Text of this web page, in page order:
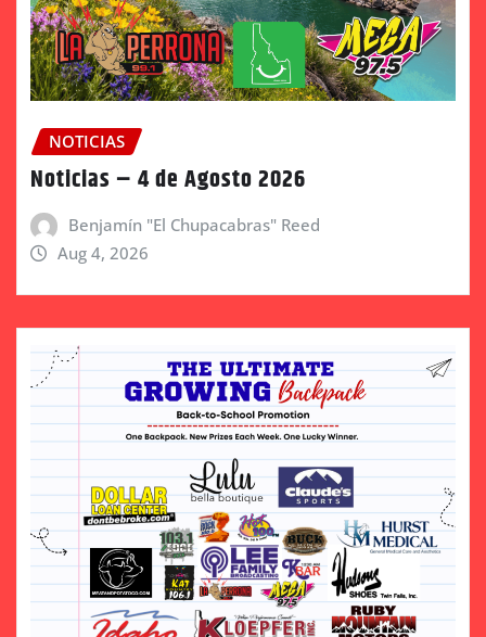
NOTICIAS
Noticias – 4 de Agosto 2026
Benjamín "El Chupacabras" Reed
Aug 4, 2026